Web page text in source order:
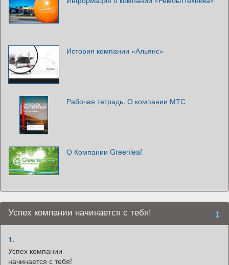
История компании «Альянс»
Рабочая тетрадь. О компании МТС
О Компании Greenleaf
Успех компании начинается с тебя!
1.
Успех компании
начинается с тебя!